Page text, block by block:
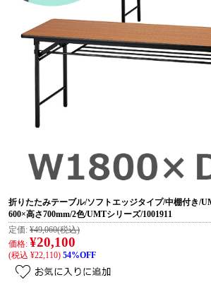
折りたたみテーブル/ソフトエッジタイプ/中棚付き/
600×高さ700mm/2色/UMTシリーズ/1001911
定価: ¥49,060(税込)
価格: ¥20,100
(税込 ¥22,110) 54%OFF